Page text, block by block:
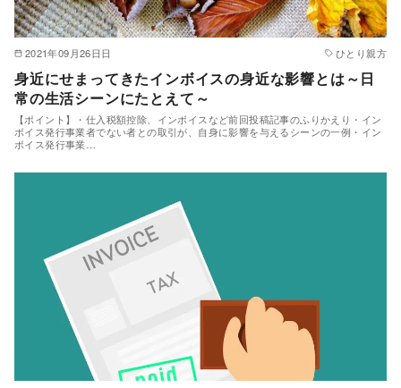
2021年09月26日日 ひとり親方
身近にせまってきたインボイスの身近な影響とは～日
常の生活シーンにたとえて～
【ポイント】・仕入税額控除、インボイスなど前回投稿記事のふりかえり・イン
ボイス発行事業者でない者との取引が、自身に影響を与えるシーンの一例・イン
ボイス発行事業…